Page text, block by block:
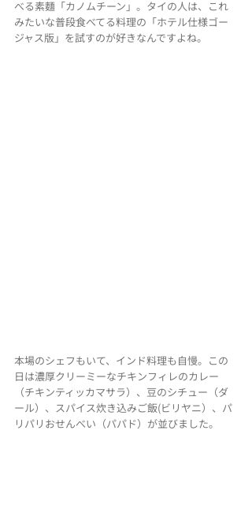
べる素麵「カノムチーン」。タイの人は、これ
みたいな普段食べてる料理の「ホテル仕様ゴー
ジャス版」を試すのが好きなんですよね。
本場のシェフもいて、インド料理も自慢。この
日は濃厚クリーミーなチキンフィレのカレー
（チキンティッカマサラ）、豆のシチュー（ダ
ール）、スパイス炊き込みご飯(ビリヤニ）、パ
リパリおせんべい（パパド）が並びました。